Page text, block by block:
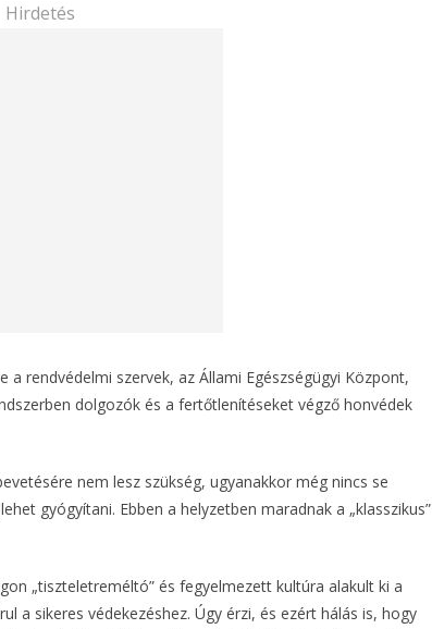
Hirdetés
a rendvédelmi szervek, az Állami Egészségügyi Központ,
dolgozók és a fertőtlenítéseket végző honvédek
nem lesz szükség, ugyanakkor még nincs se
gyógyítani. Ebben a helyzetben maradnak a „klasszikus”
„tiszteletreméltó” és fegyelmezett kultúra alakult ki a
a sikeres védekezéshez. Úgy érzi, és ezért hálás is, hogy